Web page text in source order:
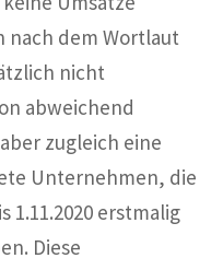
dem Wortlaut
nicht
abweichend
zugleich eine
Unternehmen, die
1.11.2020 erstmalig
Diese